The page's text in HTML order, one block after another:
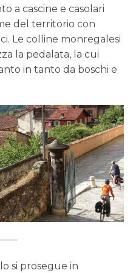
a cascine e casolari
del territorio con
Le colline monregalesi
la pedalata, la cui
in tanto da boschi e
si prosegue in